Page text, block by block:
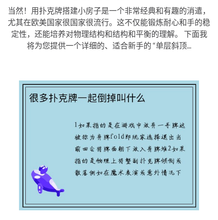
当然！用扑克牌搭建小房子是一个非常经典和有趣的消遣，
尤其在欧美国家很国家很流行。这不仅能锻炼耐心和手的稳
定性，还能培养对物理结构和结构和平衡的理解。 下面我
将为您提供一个详细的、适合新手的 “单层斜顶...